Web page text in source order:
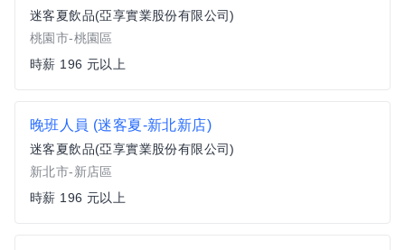
迷客夏飲品(亞享實業股份有限公司)
桃園市-桃園區
時薪 196 元以上
晚班人員 (迷客夏-新北新店)
迷客夏飲品(亞享實業股份有限公司)
新北市-新店區
時薪 196 元以上